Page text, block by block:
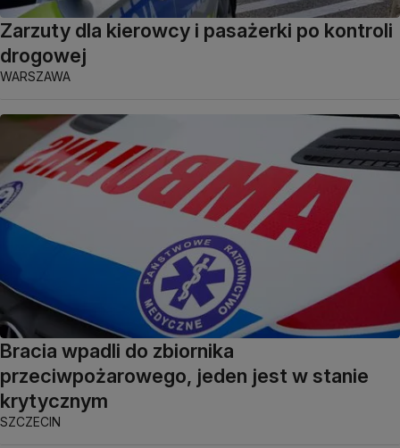
Zarzuty dla kierowcy i pasażerki po kontroli
drogowej
WARSZAWA
Bracia wpadli do zbiornika
przeciwpożarowego, jeden jest w stanie
krytycznym
SZCZECIN